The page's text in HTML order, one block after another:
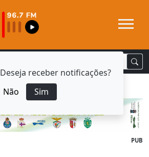
Deseja receber notificações?
Não
Sim
PUB